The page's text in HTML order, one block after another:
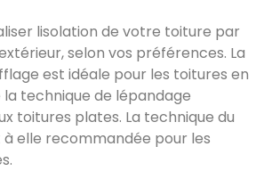
lisolation de votre toiture par
selon vos préférences. La
est idéale pour les toitures en
technique de lépandage
toitures plates. La technique du
elle recommandée pour les